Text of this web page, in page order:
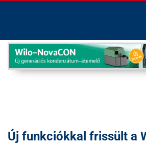
Új funkciókkal frissült a